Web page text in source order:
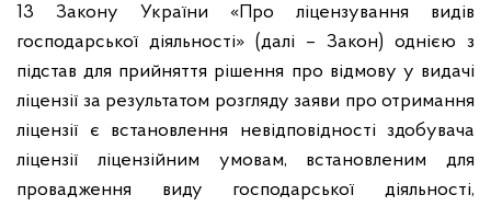
13 Закону України «Про ліцензування видів
господарської діяльності» (далі – Закон) однією з
підстав для прийняття рішення про відмову у видачі
ліцензії за результатом розгляду заяви про отримання
ліцензії є встановлення невідповідності здобувача
ліцензії ліцензійним умовам, встановленим для
провадження виду господарської діяльності,